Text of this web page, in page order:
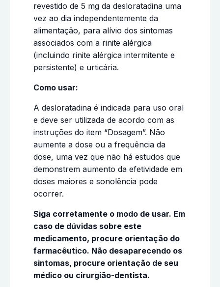
revestido de 5 mg da desloratadina uma
vez ao dia independentemente da
alimentação, para alívio dos sintomas
associados com a rinite alérgica
(incluindo rinite alérgica intermitente e
persistente) e urticária.
Como usar:
A desloratadina é indicada para uso oral
e deve ser utilizada de acordo com as
instruções do item “Dosagem”. Não
aumente a dose ou a frequência da
dose, uma vez que não há estudos que
demonstrem aumento da efetividade em
doses maiores e sonolência pode
ocorrer.
Siga corretamente o modo de usar. Em
caso de dúvidas sobre este
medicamento, procure orientação do
farmacêutico. Não desaparecendo os
sintomas, procure orientação de seu
médico ou cirurgião-dentista.